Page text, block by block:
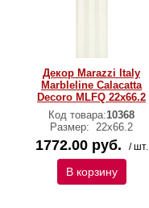
Декор Marazzi Italy
Marbleline Calacatta
Decoro MLFQ 22х66.2
Код товара:10368
Размер: 22х66.2
1772.00 руб. / шт.
В корзину